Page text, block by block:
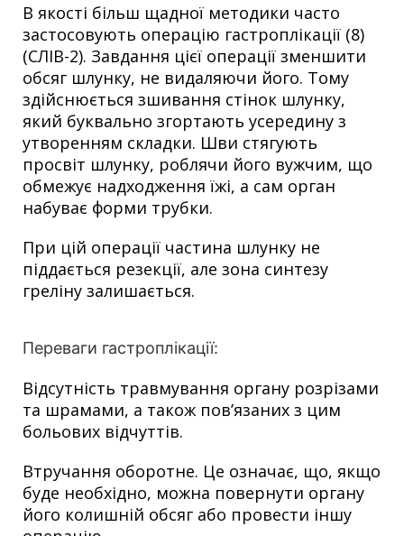
В якості більш щадної методики часто
застосовують операцію гастроплікації (8)
(СЛІВ-2). Завдання цієї операції зменшити
обсяг шлунку, не видаляючи його. Тому
здійснюється зшивання стінок шлунку,
який буквально згортають усередину з
утворенням складки. Шви стягують
просвіт шлунку, роблячи його вужчим, що
обмежує надходження їжі, а сам орган
набуває форми трубки.
При цій операції частина шлунку не
піддається резекції, але зона синтезу
греліну залишається.
Переваги гастроплікації:
Відсутність травмування органу розрізами
та шрамами, а також пов’язаних з цим
больових відчуттів.
Втручання оборотне. Це означає, що, якщо
буде необхідно, можна повернути органу
його колишній обсяг або провести іншу